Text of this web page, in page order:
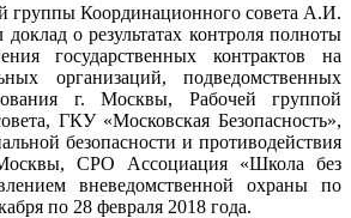
группы Координационного совета А.И.
о результатах контроля полноты
государственных контрактов на
организаций, подведомственных
г. Москвы, Рабочей группой
ГКУ «Московская Безопасность»,
безопасности и противодействия
СРО Ассоциация «Школа без
вневедомственной охраны по
по 28 февраля 2018 года.